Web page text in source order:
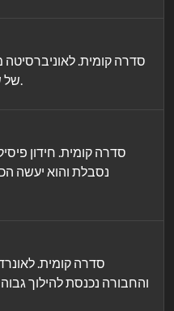
סדרה קומית. לאוניברסיטה
של שלדון כ''ילד הפלא''.כ' עב'. (שח).
סדרה קומית. חידון
נסבלת והוא יעשה
סדרה קומית.
והחבורה נכנסת להילוך